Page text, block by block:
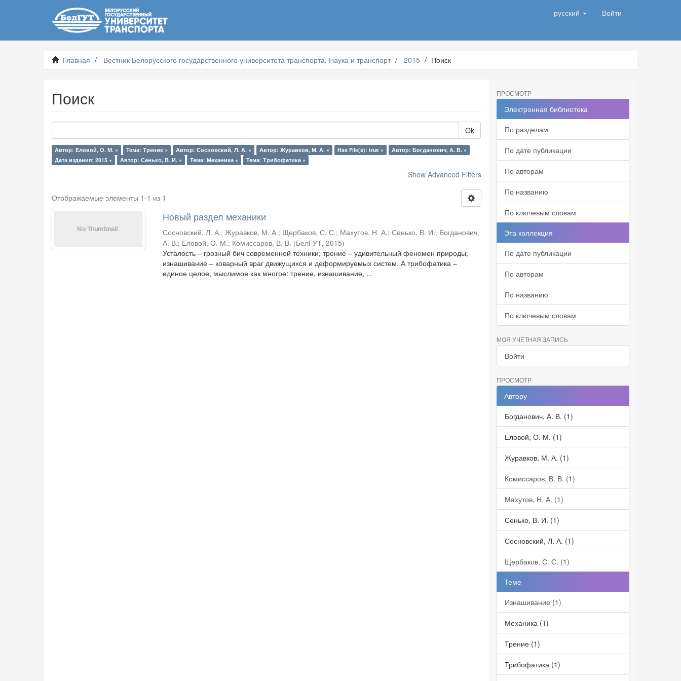
русский Войти
Главная Вестник Белорусского государственного университета транспорта. Наука и транспорт 2015 Поиск
Поиск
Ok
Автор: Еловой, О. М. × Тема: Трение × Автор: Сосновский, Л. А. × Автор: Журавков, М. А. × Has File(s): true ×
Автор: Богданович, А. В. ×
Дата издания: 2015 ×
Автор: Сенько, В. И. × Тема: Механика × Тема: Трибофатика ×
Show Advanced Filters
Отображаемые элементы 1-1 из 1
Новый раздел механики
Сосновский, Л. А.;Журавков, М. А.; Щербаков, С. С.; Махутов, Н. А.;Сенько, В. И.; Богданович,
А. В.; Еловой, О. М.; Комиссаров, В. В. (БелГУТ,2015)
Усталость – грозный бич современной техники; трение – удивительный феномен природы;
изнашивание – коварный враг движущихся и деформируемых систем. А трибофатика –
единое целое, мыслимое как многое: трение, изнашивание, ...
ПРОСМОТР
Электронная библиотека
По разделам
По дате публикации
По авторам
По названию
По ключевым словам
Эта коллекция
По дате публикации
По авторам
По названию
По ключевым словам
МОЯ УЧЕТНАЯ ЗАПИСЬ
Войти
ПРОСМОТР
Автору
Богданович, А. В. (1)
Еловой, О. М. (1)
Журавков, М. А. (1)
Комиссаров, В. В. (1)
Махутов, Н. А. (1)
Сенько, В. И. (1)
Сосновский, Л. А. (1)
Щербаков, С. С. (1)
Теме
Изнашивание (1)
Механика (1)
Трение (1)
Трибофатика (1)